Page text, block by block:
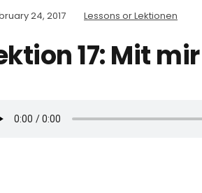
24, 2017 Lessons or Lektionen
17: Mit